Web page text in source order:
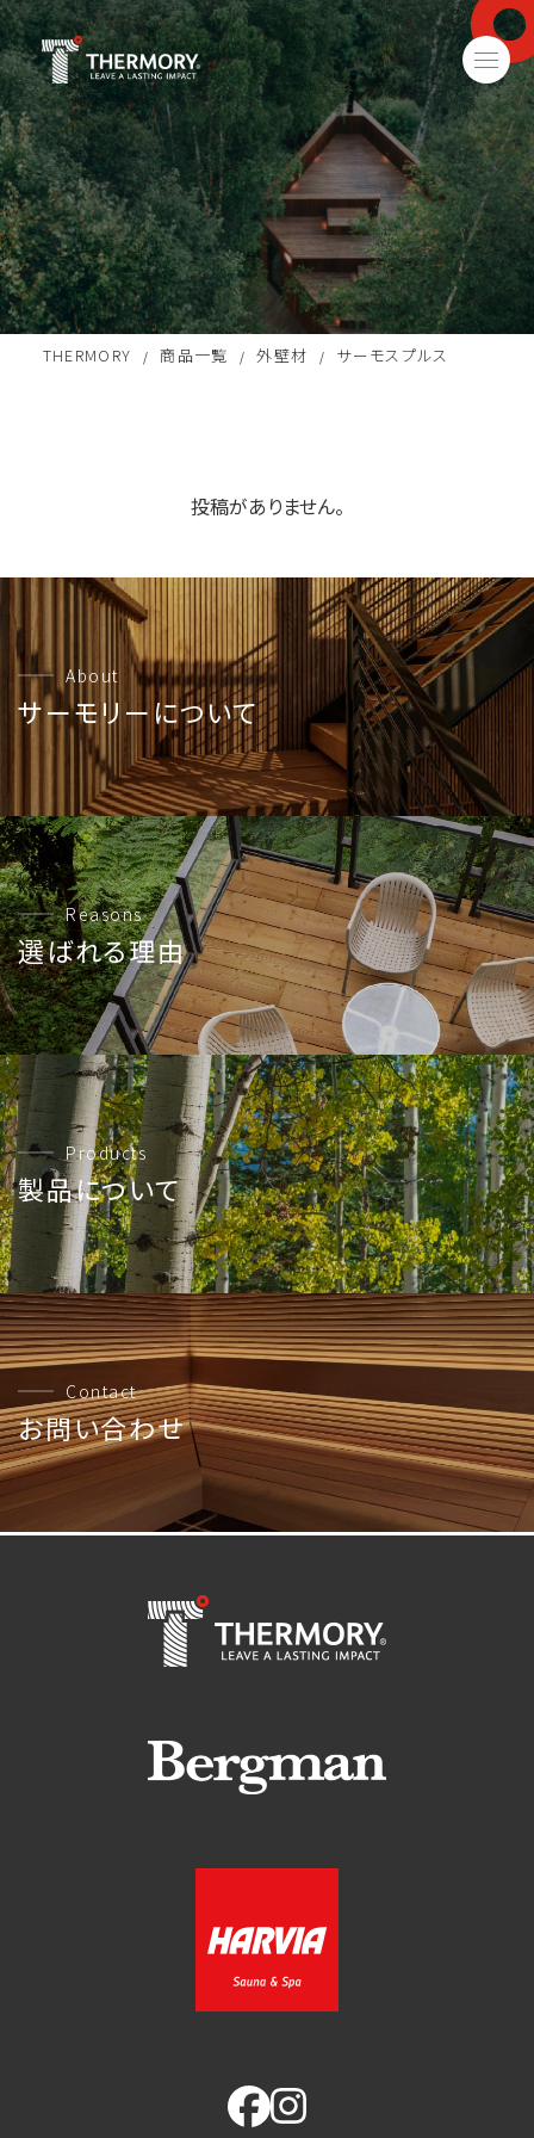
THERMORY /商品一覧 /外壁材 / サーモスプルス
投稿がありません。
About
サーモリーについて
Reasons
選ばれる理由
Products
製品について
Contact
お問い合わせ